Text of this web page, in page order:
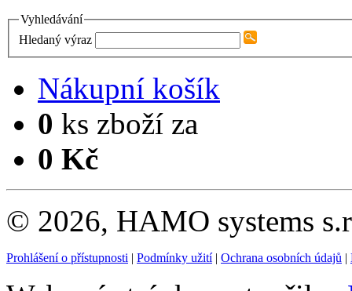
Vyhledávání
Hledaný výraz
Nákupní košík
0 ks zboží za
0 Kč
© 2026, HAMO systems
Prohlášení o přístupnosti | Podmínky užití| Ochrana osobních údajů |